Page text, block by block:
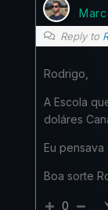
Reply to
Rodrigo,
A Escola
doláres
Eu
Boa sorte
0